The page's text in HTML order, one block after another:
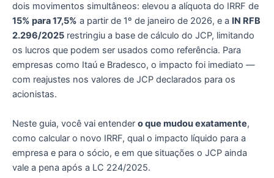
dois movimentos simultâneos: elevou a alíquota do IRRF de
15% para 17,5% a partir de 1º de janeiro de 2026, e a IN RFB
2.296/2025 restringiu a base de cálculo do JCP, limitando
os lucros que podem ser usados como referência. Para
empresas como Itaú e Bradesco, o impacto foi imediato —
com reajustes nos valores de JCP declarados para os
acionistas.
Neste guia, você vai entender o que mudou exatamente,
como calcular o novo IRRF, qual o impacto líquido para a
empresa e para o sócio, e em que situações o JCP ainda
vale a pena após a LC 224/2025.